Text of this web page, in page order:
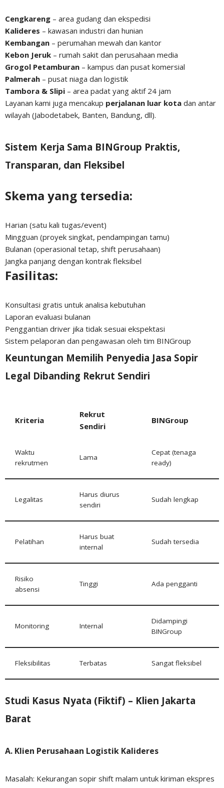
Cengkareng – area gudang dan ekspedisi
Kalideres – kawasan industri dan hunian
Kembangan – perumahan mewah dan kantor
Kebon Jeruk – rumah sakit dan perusahaan media
Grogol Petamburan – kampus dan pusat komersial
Palmerah – pusat niaga dan logistik
Tambora & Slipi – area padat yang aktif 24 jam
Layanan kami juga mencakup perjalanan luar kota dan antar
wilayah (Jabodetabek, Banten, Bandung, dll).
Sistem Kerja Sama BINGroup Praktis,
Transparan, dan Fleksibel
Skema yang tersedia:
Harian (satu kali tugas/event)
Mingguan (proyek singkat, pendampingan tamu)
Bulanan (operasional tetap, shift perusahaan)
Jangka panjang dengan kontrak fleksibel
Fasilitas:
Konsultasi gratis untuk analisa kebutuhan
Laporan evaluasi bulanan
Penggantian driver jika tidak sesuai ekspektasi
Sistem pelaporan dan pengawasan oleh tim BINGroup
Keuntungan Memilih Penyedia Jasa Sopir
Legal Dibanding Rekrut Sendiri
Kriteria
Rekrut
Sendiri
BINGroup
Waktu
rekrutmen
Lama
Cepat (tenaga
ready)
Legalitas
Harus diurus
sendiri
Sudah lengkap
Pelatihan
Harus buat
internal
Sudah tersedia
Risiko
absensi
Tinggi Ada pengganti
Monitoring Internal
Didampingi
BINGroup
Fleksibilitas Terbatas Sangat fleksibel
Studi Kasus Nyata (Fiktif) – Klien Jakarta
Barat
A. Klien Perusahaan Logistik Kalideres
Masalah: Kekurangan sopir shift malam untuk kiriman ekspres